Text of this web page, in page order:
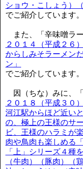
ショウ・こしょう）
でご紹介しています。
また、「辛味噌ラー
２０１４（平成２６
からしみそラーメン
ン」
でご紹介しています。
因（ちな）みに、
２０１８（平成３０
河江駅からほど近い
の、極上の王様のサ
ビ、王様のハラミが
肉や鳥肉も楽しめる
「上」シリーズ４種
（牛肉）（豚肉）（